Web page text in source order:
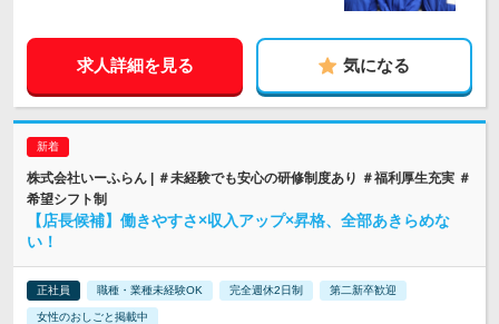
求人詳細を見る 気になる
株式会社いーふらん | ＃未経験でも安心の研修制度あり ＃福利厚生充実 ＃
希望シフト制
【店長候補】働きやすさ×収入アップ×昇格、全部あきらめな
い！
正社員 職種・業種未経験OK 完全週休2日制 第二新卒歓迎
女性のおしごと掲載中